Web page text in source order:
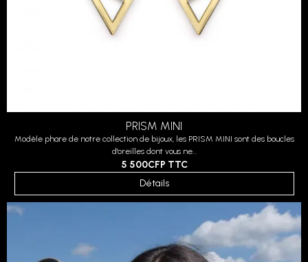
PRISM MINI
Modèle phare de notre collection de bijoux, les PRISM MINI sont des boucles
d'oreilles dont vous ne...
5 500CFP TTC
Détails